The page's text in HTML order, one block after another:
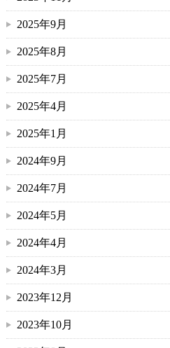
2025年9月
2025年8月
2025年7月
2025年4月
2025年1月
2024年9月
2024年7月
2024年5月
2024年4月
2024年3月
2023年12月
2023年10月